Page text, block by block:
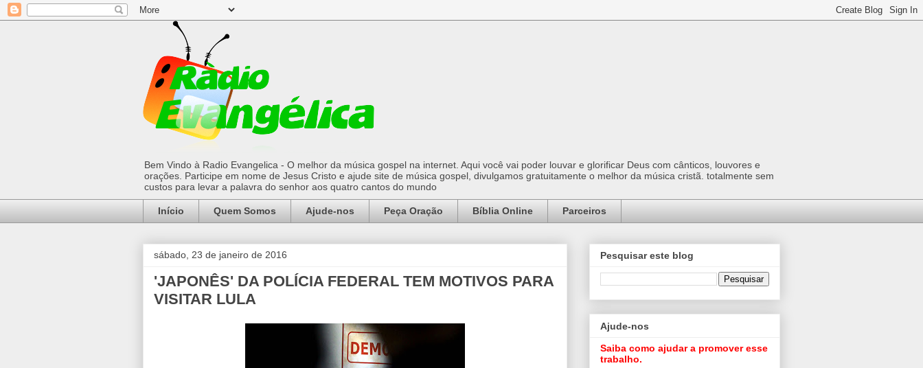
Bem Vindo à Radio Evangelica - O melhor da música gospel na internet. Aqui você vai poder louvar e glorificar Deus com cânticos, louvores e
orações. Participe em nome de Jesus Cristo e ajude site de música gospel, divulgamos gratuitamente o melhor da música cristã. totalmente sem
custos para levar a palavra do senhor aos quatro cantos do mundo
Início Quem Somos Ajude-nos Peça Oração Bíblia Online Parceiros
sábado, 23 de janeiro de 2016
'JAPONÊS' DA POLÍCIA FEDERAL TEM MOTIVOS PARA
VISITAR LULA
Pesquisar este blog
Ajude-nos
Saiba como ajudar a promover esse
trabalho.